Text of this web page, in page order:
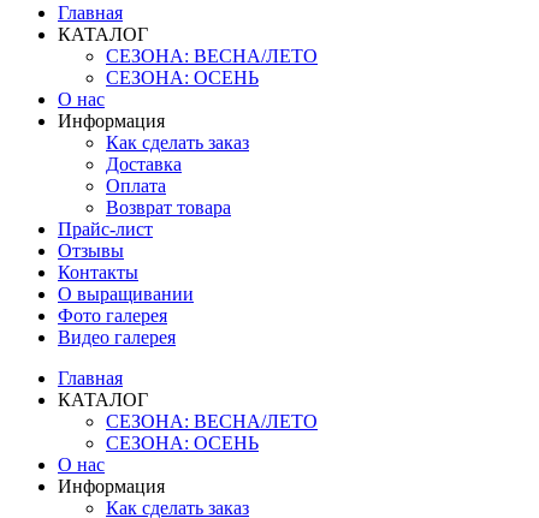
Главная
КАТАЛОГ
СЕЗОНА: ВЕСНА/ЛЕТО
СЕЗОНА: ОСЕНЬ
О нас
Информация
Как сделать заказ
Доставка
Оплата
Возврат товара
Прайс-лист
Отзывы
Контакты
О выращивании
Фото галерея
Видео галерея
Главная
КАТАЛОГ
СЕЗОНА: ВЕСНА/ЛЕТО
СЕЗОНА: ОСЕНЬ
О нас
Информация
Как сделать заказ